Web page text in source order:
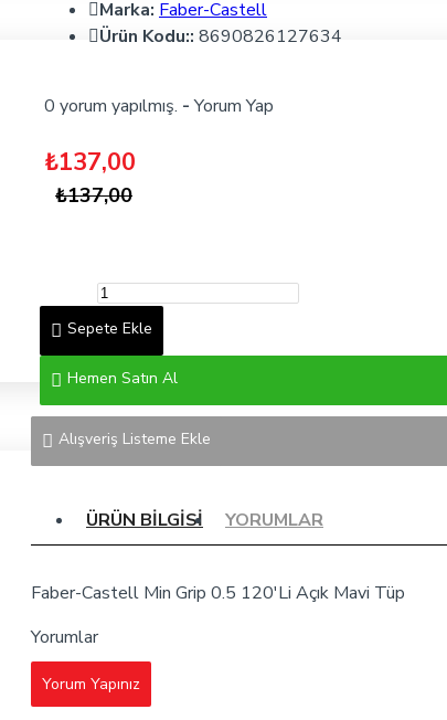
Marka: Faber-Castell
Ürün Kodu:: 8690826127634
0 yorum yapılmış. - Yorum Yap
₺137,00
₺137,00
Sepete Ekle
Hemen Satın Al
Alışveriş Listeme Ekle
ÜRÜN BILGISI YORUMLAR
Faber-Castell Min Grip 0.5 120'Li Açık Mavi Tüp
Yorumlar
Yorum Yapınız